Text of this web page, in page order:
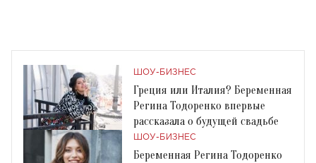
ШОУ-БИЗНЕС
Греция или Италия? Беременная
Регина Тодоренко впервые
рассказала о будущей свадьбе
ШОУ-БИЗНЕС
Беременная Регина Тодоренко